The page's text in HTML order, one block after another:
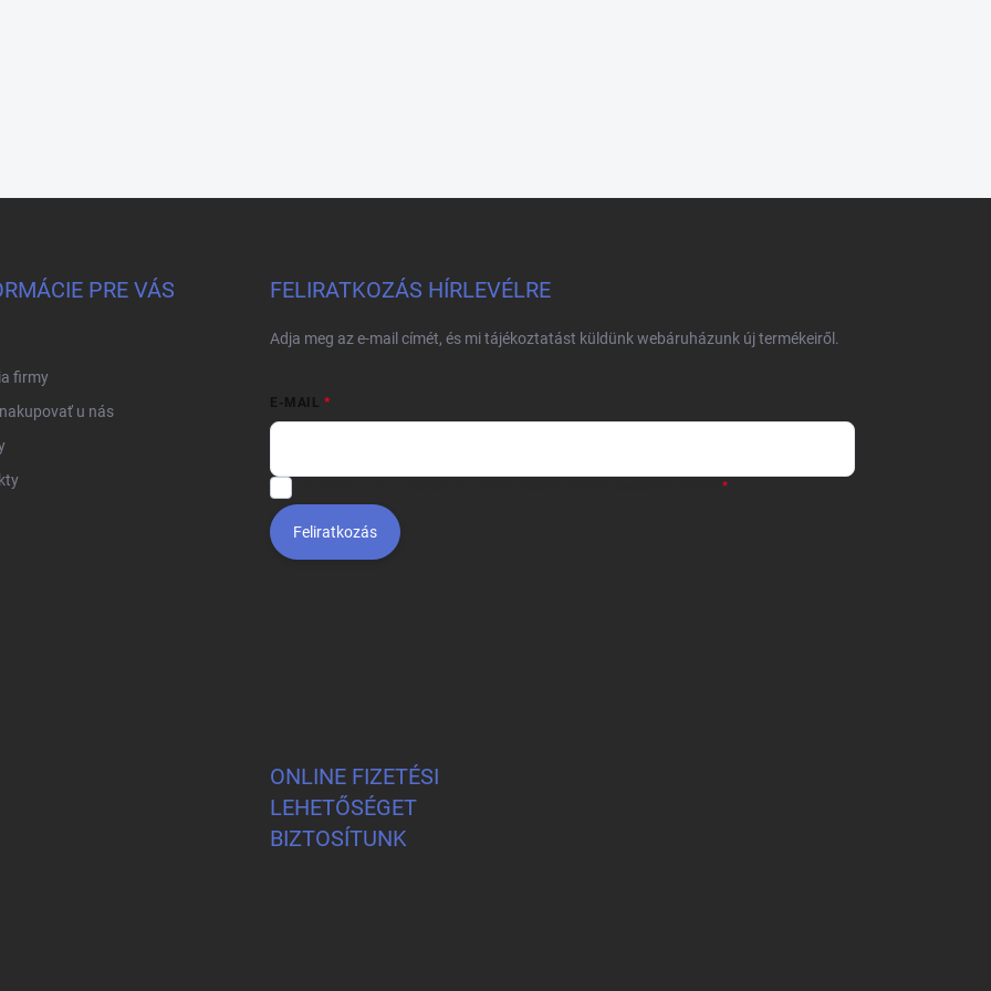
PRE VÁS
firmy
u nás
FELIRATKOZÁS HÍRLEVÉLRE
Adja meg az e-mail címét, és mi tájékoztatást küldünk webáruházunk új termékeiről.
E-MAIL
Feliratkozás
ONLINE FIZETÉSI
LEHETŐSÉGET
BIZTOSÍTUNK